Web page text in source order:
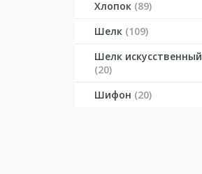
Хлопок (89)
Шелк (109)
Шелк искусственный
(20)
Шифон (20)